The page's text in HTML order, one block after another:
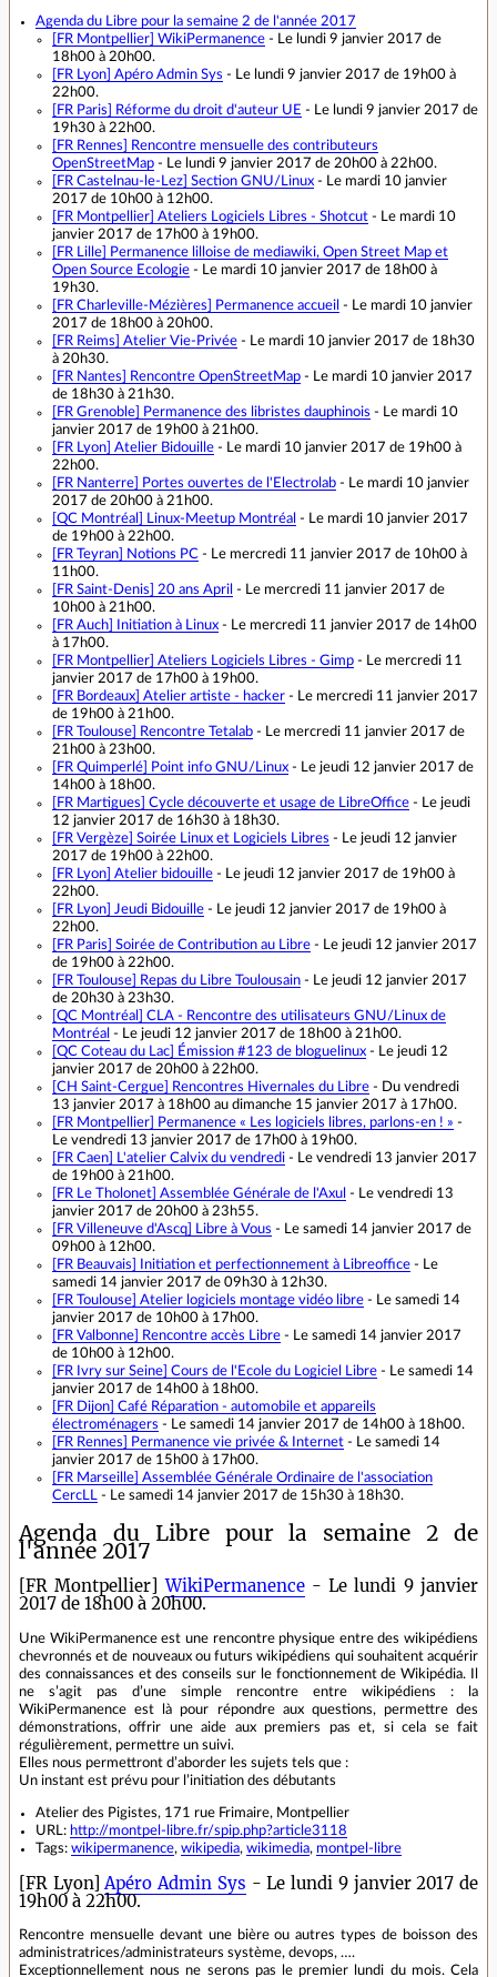
Agenda du Libre pour la semaine 2 de l'année 2017
[FR Montpellier] WikiPermanence - Le lundi 9 janvier 2017 de
18h00 à 20h00.
[FR Lyon] Apéro Admin Sys - Le lundi 9 janvier 2017 de 19h00 à
22h00.
[FR Paris]
Réforme du droit d'auteur UE - Le lundi 9 janvier 2017 de
19h30 à 22h00.
[FR Rennes]
Rencontre mensuelle des contributeurs
OpenStreetMap - Le lundi 9 janvier 2017 de 20h00 à 22h00.
[FR Castelnau-le-Lez] Section GNU/Linux - Le mardi 10 janvier
2017 de 10h00 à 12h00.
[FR Montpellier] Ateliers Logiciels Libres - Shotcut - Le mardi 10
janvier 2017 de 17h00 à 19h00.
[FR Lille]
Permanence lilloise de mediawiki, Open Street Map et
Open Source Ecologie - Le mardi 10 janvier 2017 de 18h00 à
19h30.
[FR Charleville-Mézières]
Permanence accueil - Le mardi 10 janvier
2017 de 18h00 à 20h00.
[FR Reims] Atelier Vie-Privée - Le mardi 10 janvier 2017 de 18h30
à 20h30.
[FR Nantes]
Rencontre OpenStreetMap - Le mardi 10 janvier 2017
de 18h30 à 21h30.
[FR Grenoble]
Permanence des libristes dauphinois - Le mardi 10
janvier 2017 de 19h00 à 21h00.
[FR Lyon] Atelier Bidouille - Le mardi 10 janvier 2017 de 19h00 à
22h00.
[FR Nanterre]
Portes ouvertes de l'Electrolab - Le mardi 10 janvier
2017 de 20h00 à 21h00.
[QC Montréal]
Linux-Meetup Montréal - Le mardi 10 janvier 2017
de 19h00 à 22h00.
[FR Teyran]
Notions PC - Le mercredi 11 janvier 2017 de 10h00 à
11h00.
[FR Saint-Denis] 20 ans April - Le mercredi 11 janvier 2017 de
10h00 à 21h00.
[FR Auch]
Initiation à Linux - Le mercredi 11 janvier 2017 de 14h00
à 17h00.
[FR Montpellier] Ateliers Logiciels Libres - Gimp - Le mercredi 11
janvier 2017 de 17h00 à 19h00.
[FR Bordeaux] Atelier artiste - hacker - Le mercredi 11 janvier 2017
de 19h00 à 21h00.
[FR Toulouse]
Rencontre Tetalab - Le mercredi 11 janvier 2017 de
21h00 à 23h00.
[FR Quimperlé]
Point info GNU/Linux - Le jeudi 12 janvier 2017 de
14h00 à 18h00.
[FR Martigues] Cycle découverte et usage de LibreOffice - Le jeudi
12 janvier 2017 de 16h30 à 18h30.
[FR Vergèze] Soirée Linux et Logiciels Libres - Le jeudi 12 janvier
2017 de 19h00 à 22h00.
[FR Lyon] Atelier bidouille - Le jeudi 12 janvier 2017 de 19h00 à
22h00.
[FR Lyon]
Jeudi Bidouille - Le jeudi 12 janvier 2017 de 19h00 à
22h00.
[FR Paris] Soirée de Contribution au Libre - Le jeudi 12 janvier 2017
de 19h00 à 22h00.
[FR Toulouse]
Repas du Libre Toulousain - Le jeudi 12 janvier 2017
de 20h30 à 23h30.
[QC Montréal] CLA - Rencontre des utilisateurs GNU/Linux de
Montréal - Le jeudi 12 janvier 2017 de 18h00 à 21h00.
[QC Coteau du Lac]
Émission #123 de bloguelinux - Le jeudi 12
janvier 2017 de 20h00 à 22h00.
[CH Saint-Cergue]
Rencontres Hivernales du Libre - Du vendredi
13 janvier 2017 à 18h00 au dimanche 15 janvier 2017 à 17h00.
[FR Montpellier]
Permanence « Les logiciels libres, parlons-en ! » -
Le vendredi 13 janvier 2017 de 17h00 à 19h00.
[FR Caen]
L'atelier Calvix du vendredi - Le vendredi 13 janvier 2017
de 19h00 à 21h00.
[FR Le Tholonet] Assemblée Générale de l'Axul - Le vendredi 13
janvier 2017 de 20h00 à 23h55.
[FR Villeneuve d'Ascq]
Libre à Vous - Le samedi 14 janvier 2017 de
09h00 à 12h00.
[FR Beauvais]
Initiation et perfectionnement à Libreoffice - Le
samedi 14 janvier 2017 de 09h30 à 12h30.
[FR Toulouse] Atelier logiciels montage vidéo libre - Le samedi 14
janvier 2017 de 10h00 à 17h00.
[FR Valbonne]
Rencontre accès Libre - Le samedi 14 janvier 2017
de 10h00 à 12h00.
[FR Ivry sur Seine] Cours de l'Ecole du Logiciel Libre - Le samedi 14
janvier 2017 de 14h00 à 18h00.
[FR Dijon] Café Réparation - automobile et appareils
électroménagers - Le samedi 14 janvier 2017 de 14h00 à 18h00.
[FR Rennes]
Permanence vie privée & Internet - Le samedi 14
janvier 2017 de 15h00 à 17h00.
[FR Marseille] Assemblée Générale Ordinaire de l'association
CercLL
- Le samedi 14 janvier 2017 de 15h30 à 18h30.
Agenda du Libre pour la semaine 2 de
l'année 2017
[FR Montpellier]WikiPermanence- Le lundi 9 janvier
2017 de 18h00 à 20h00.
Une WikiPermanence est une rencontre physique entre des wikipédiens
chevronnés et de nouveaux ou futurs wikipédiens qui souhaitent acquérir
des connaissances et des conseils sur le fonctionnement de Wikipédia. Il
ne s’agit pas d’une simple rencontre entre wikipédiens : la
WikiPermanence est là pour répondre aux questions, permettre des
démonstrations, offrir une aide aux premiers pas et, si cela se fait
régulièrement, permettre un suivi.
Elles nous permettront d’aborder les sujets tels que :
Un instant est prévu pour l’initiation des débutants
Atelier des Pigistes, 171 rue Frimaire, Montpellier
URL: http://montpel-libre.fr/spip.php?article3118
Tags: wikipermanence, wikipedia, wikimedia, montpel-libre
[FR Lyon] Apéro Admin Sys - Le lundi 9 janvier 2017 de
19h00 à 22h00.
Rencontre mensuelle devant une bière ou autres types de boisson des
administratrices/administrateurs système, devops, ….
Exceptionnellement nous ne serons pas le premier lundi du mois. Cela